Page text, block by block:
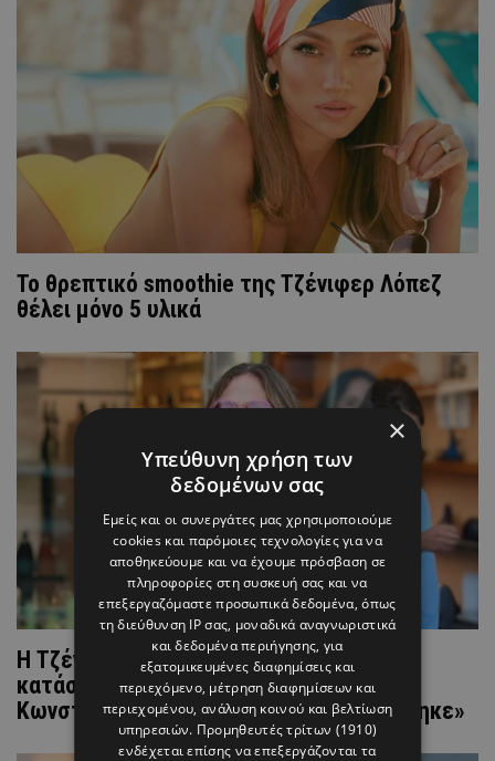
Το θρεπτικό smoothie της Τζένιφερ Λόπεζ
θέλει μόνο 5 υλικά
H Τζένιφερ Λόπεζ «έφαγε πόρτα» σε
κατάστημα της Chanel στην
Κωνσταντινούπολη - Πώς τους «εκδικήθηκε»
×
Υπεύθυνη χρήση των
δεδομένων σας
Εμείς και οι συνεργάτες μας χρησιμοποιούμε
cookies και παρόμοιες τεχνολογίες για να
αποθηκεύουμε και να έχουμε πρόσβαση σε
πληροφορίες στη συσκευή σας και να
επεξεργαζόμαστε προσωπικά δεδομένα, όπως
τη διεύθυνση IP σας, μοναδικά αναγνωριστικά
και δεδομένα περιήγησης, για
εξατομικευμένες διαφημίσεις και
περιεχόμενο, μέτρηση διαφημίσεων και
περιεχομένου, ανάλυση κοινού και βελτίωση
υπηρεσιών. Προμηθευτές τρίτων (1910)
ενδέχεται επίσης να επεξεργάζονται τα